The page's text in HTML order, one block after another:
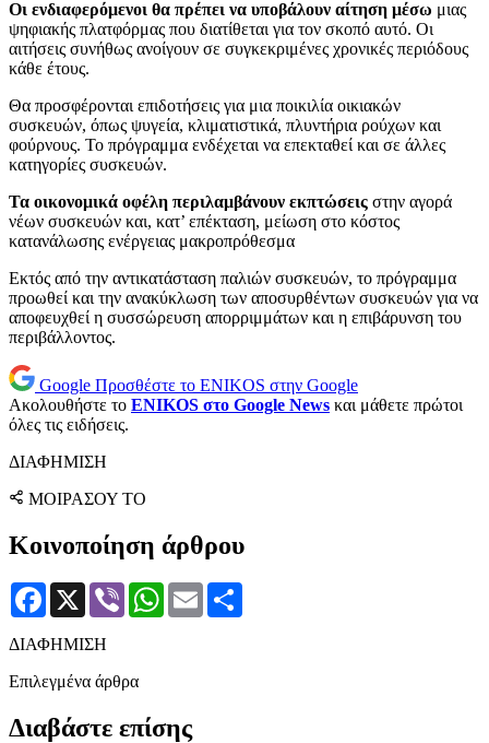
Οι ενδιαφερόμενοι θα πρέπει να υποβάλουν αίτηση μέσω μιας
ψηφιακής πλατφόρμας που διατίθεται για τον σκοπό αυτό. Οι
αιτήσεις συνήθως ανοίγουν σε συγκεκριμένες χρονικές περιόδους
κάθε έτους.
Θα προσφέρονται επιδοτήσεις για μια ποικιλία οικιακών
συσκευών, όπως ψυγεία, κλιματιστικά, πλυντήρια ρούχων και
φούρνους. Το πρόγραμμα ενδέχεται να επεκταθεί και σε άλλες
κατηγορίες συσκευών.
Τα οικονομικά οφέλη περιλαμβάνουν εκπτώσεις στην αγορά
νέων συσκευών και, κατ’ επέκταση, μείωση στο κόστος
κατανάλωσης ενέργειας μακροπρόθεσμα
Εκτός από την αντικατάσταση παλιών συσκευών, το πρόγραμμα
προωθεί και την ανακύκλωση των αποσυρθέντων συσκευών για να
αποφευχθεί η συσσώρευση απορριμμάτων και η επιβάρυνση του
περιβάλλοντος.
Google Προσθέστε το ENIKOS στην Google
Ακολουθήστε το ENIKOS στο Google News και μάθετε πρώτοι
όλες τις ειδήσεις.
ΔΙΑΦΗΜΙΣΗ
ΜΟΙΡΑΣΟΥ ΤΟ
Κοινοποίηση άρθρου
Facebook
X Viber WhatsApp
Email
ΔΙΑΦΗΜΙΣΗ
Επιλεγμένα άρθρα
Διαβάστε επίσης